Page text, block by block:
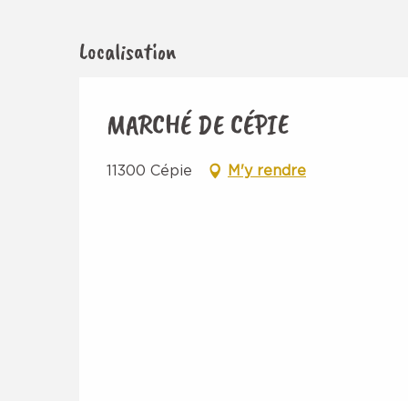
Localisation
MARCHÉ DE CÉPIE
11300 Cépie M'y rendre